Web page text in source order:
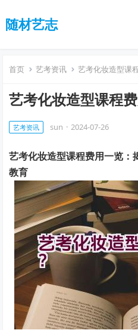
随材艺志
首页 艺考资讯 艺考化妆造型课
艺考化妆造型课程
艺考资讯 sun · 2024-07-26
艺考化妆造型课程费用一览：
教育